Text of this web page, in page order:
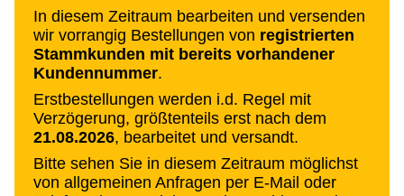
In diesem Zeitraum bearbeiten und versenden
wir vorrangig Bestellungen von registrierten
Stammkunden mit bereits vorhandener
Kundennummer.
Erstbestellungen werden i.d. Regel mit
Verzögerung, größtenteils erst nach dem
21.08.2026, bearbeitet und versandt.
Bitte sehen Sie in diesem Zeitraum möglichst
von allgemeinen Anfragen per E-Mail oder